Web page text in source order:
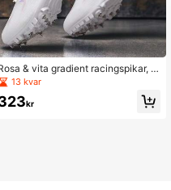
& vita gradient racingspikar, a
track & field-skor för t
onårstjejer, 8 avtagbara spikar, TPU
yttersula, kortdistans & län
13 kvar
kr